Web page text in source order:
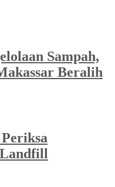
Sampah,
Beralih